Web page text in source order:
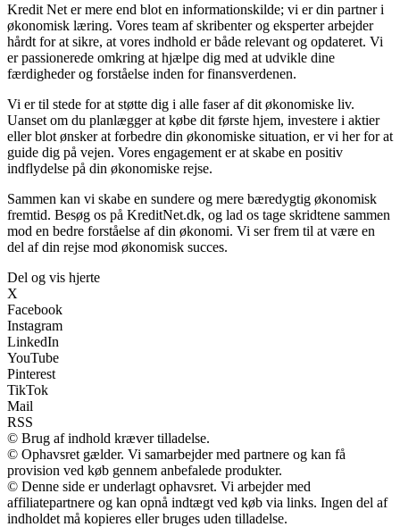
Kredit Net er mere end blot en informationskilde; vi er din partner i
økonomisk læring. Vores team af skribenter og eksperter arbejder
hårdt for at sikre, at vores indhold er både relevant og opdateret. Vi
er passionerede omkring at hjælpe dig med at udvikle dine
færdigheder og forståelse inden for finansverdenen.
Vi er til stede for at støtte dig i alle faser af dit økonomiske liv.
Uanset om du planlægger at købe dit første hjem, investere i aktier
eller blot ønsker at forbedre din økonomiske situation, er vi her for at
guide dig på vejen. Vores engagement er at skabe en positiv
indflydelse på din økonomiske rejse.
Sammen kan vi skabe en sundere og mere bæredygtig økonomisk
fremtid. Besøg os på KreditNet.dk, og lad os tage skridtene sammen
mod en bedre forståelse af din økonomi. Vi ser frem til at være en
del af din rejse mod økonomisk succes.
Del og vis hjerte
X
Facebook
Instagram
LinkedIn
YouTube
Pinterest
TikTok
Mail
RSS
© Brug af indhold kræver tilladelse.
© Ophavsret gælder. Vi samarbejder med partnere og kan få
provision ved køb gennem anbefalede produkter.
© Denne side er underlagt ophavsret. Vi arbejder med
affiliatepartnere og kan opnå indtægt ved køb via links. Ingen del af
indholdet må kopieres eller bruges uden tilladelse.